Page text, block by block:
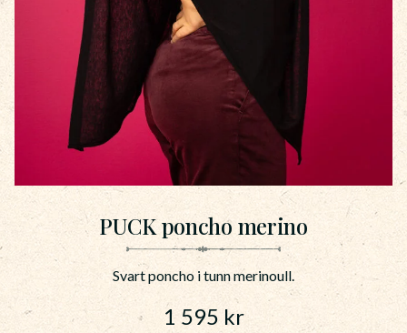
PUCK poncho merino
Svart poncho i tunn merinoull.
1 595 kr